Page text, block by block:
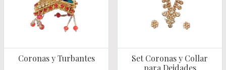
Coronas y Turbantes
Set Coronas y Collar
para Deidades